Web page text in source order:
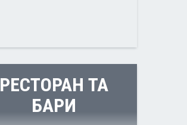
РЕСТОРАН ТА
БАРИ